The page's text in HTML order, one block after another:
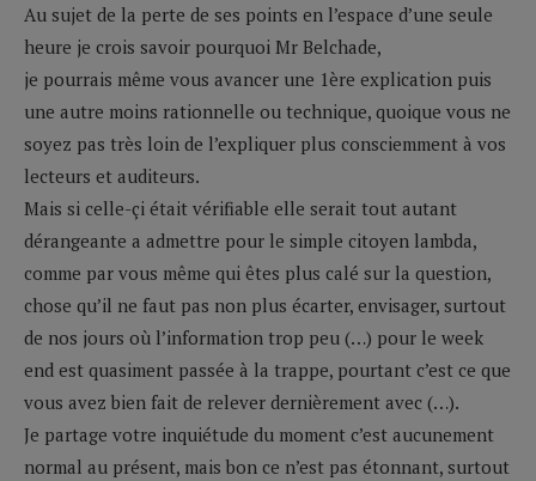
Au sujet de la perte de ses points en l’espace d’une seule
heure je crois savoir pourquoi Mr Belchade,
je pourrais même vous avancer une 1ère explication puis
une autre moins rationnelle ou technique, quoique vous ne
soyez pas très loin de l’expliquer plus consciemment à vos
lecteurs et auditeurs.
Mais si celle-çi était vérifiable elle serait tout autant
dérangeante a admettre pour le simple citoyen lambda,
comme par vous même qui êtes plus calé sur la question,
chose qu’il ne faut pas non plus écarter, envisager, surtout
de nos jours où l’information trop peu (…) pour le week
end est quasiment passée à la trappe, pourtant c’est ce que
vous avez bien fait de relever dernièrement avec (…).
Je partage votre inquiétude du moment c’est aucunement
normal au présent, mais bon ce n’est pas étonnant, surtout